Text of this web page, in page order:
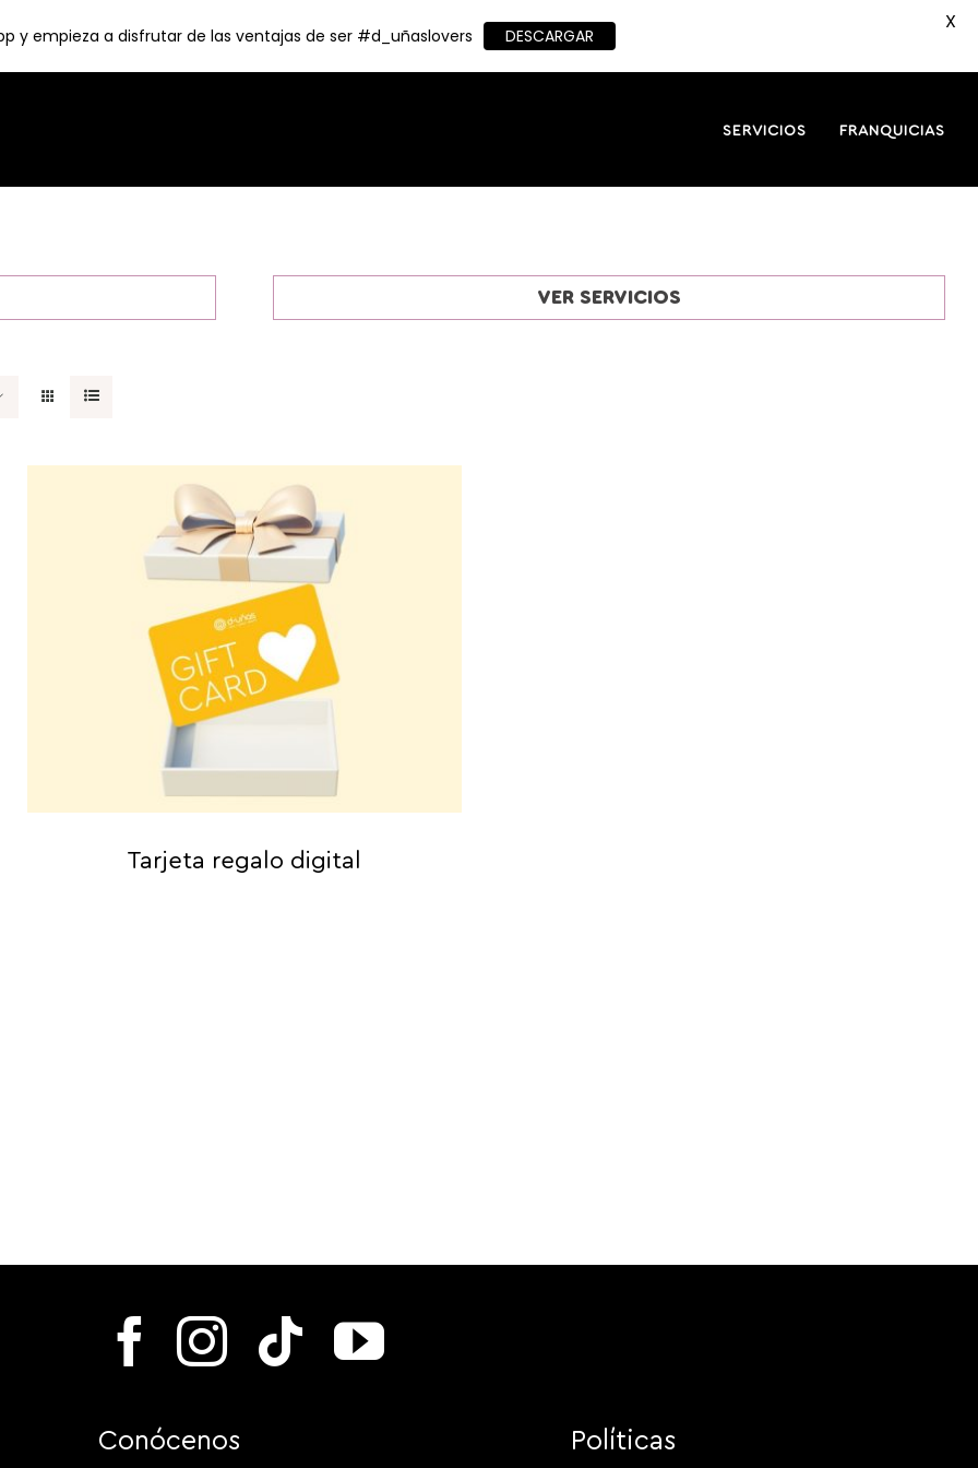
SERVICIOS FRANQUICIAS
VER SERVICIOS
Tarjeta regalo digital
Conócenos Políticas
y empieza a disfrutar de las ventajas de ser #d_uñaslovers DESCARGAR
X